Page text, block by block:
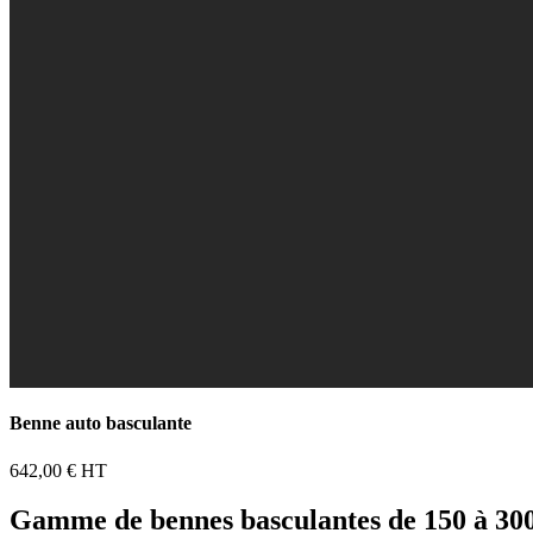
Benne auto basculante
642,00 € HT
Gamme de bennes basculantes de 150 à